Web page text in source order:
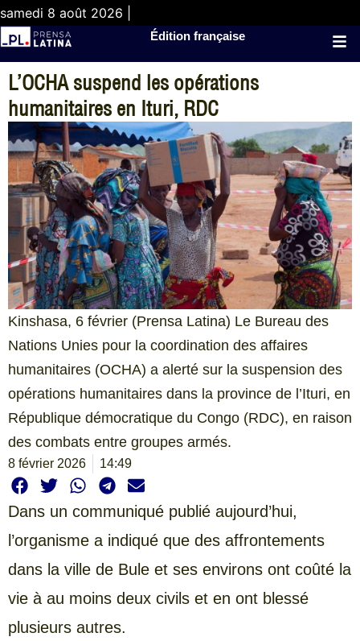
samedi 8 août 2026 |
Édition française
L’OCHA suspend les opérations
humanitaires en Ituri, RDC
Kinshasa, 6 février (Prensa Latina) Le Bureau des
Nations Unies pour la coordination des affaires
humanitaires (OCHA) a alerté sur la suspension des
opérations humanitaires dans la province de l’Ituri, en
République démocratique du Congo (RDC), en raison
des combats entre groupes armés.
8 février 2026 14:49
Dans un communiqué publié aujourd’hui,
l’organisme a indiqué que des affrontements
dans la ville de Bule et ses environs ont coûté la
vie à au moins deux civils et en ont blessé
plusieurs autres.